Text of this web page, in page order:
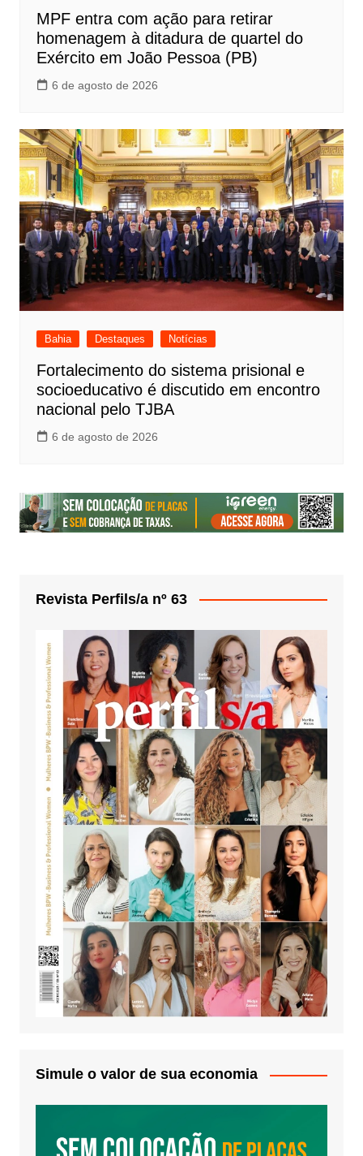
MPF entra com ação para retirar
homenagem à ditadura de quartel do
Exército em João Pessoa (PB)
6 de agosto de 2026
Bahia Destaques Notícias
Fortalecimento do sistema prisional e
socioeducativo é discutido em encontro
nacional pelo TJBA
6 de agosto de 2026
Revista Perfils/a nº 63
Simule o valor de sua economia